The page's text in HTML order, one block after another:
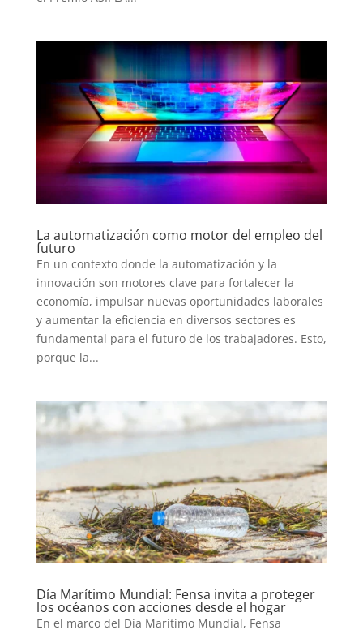
La automatización como motor del empleo del
futuro
En un contexto donde la automatización y la
innovación son motores clave para fortalecer la
economía, impulsar nuevas oportunidades laborales
y aumentar la eficiencia en diversos sectores es
fundamental para el futuro de los trabajadores. Esto,
porque la...
Día Marítimo Mundial: Fensa invita a proteger
los océanos con acciones desde el hogar
En el marco del Día Marítimo Mundial, Fensa